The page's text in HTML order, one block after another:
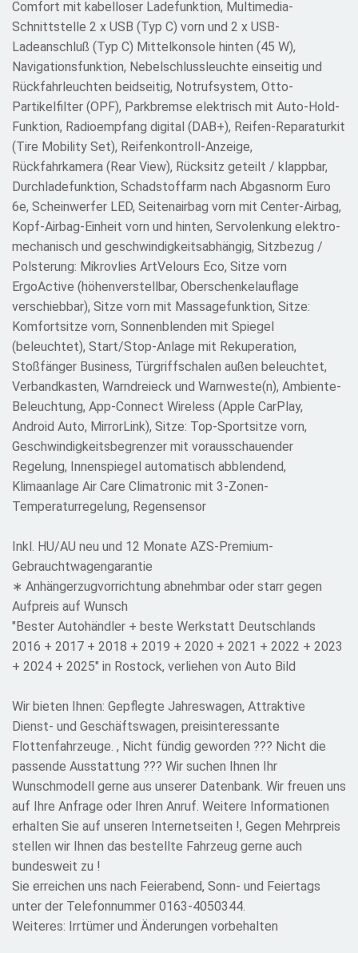
Comfort mit kabelloser Ladefunktion, Multimedia-
Schnittstelle 2 x USB (Typ C) vorn und 2 x USB-
Ladeanschluß (Typ C) Mittelkonsole hinten (45 W),
Navigationsfunktion, Nebelschlussleuchte einseitig und
Rückfahrleuchten beidseitig, Notrufsystem, Otto-
Partikelfilter (OPF), Parkbremse elektrisch mit Auto-Hold-
Funktion, Radioempfang digital (DAB+), Reifen-Reparaturkit
(Tire Mobility Set), Reifenkontroll-Anzeige,
Rückfahrkamera (Rear View), Rücksitz geteilt / klappbar,
Durchladefunktion, Schadstoffarm nach Abgasnorm Euro
6e, Scheinwerfer LED, Seitenairbag vorn mit Center-Airbag,
Kopf-Airbag-Einheit vorn und hinten, Servolenkung elektro-
mechanisch und geschwindigkeitsabhängig, Sitzbezug /
Polsterung: Mikrovlies ArtVelours Eco, Sitze vorn
ErgoActive (höhenverstellbar, Oberschenkelauflage
verschiebbar), Sitze vorn mit Massagefunktion, Sitze:
Komfortsitze vorn, Sonnenblenden mit Spiegel
(beleuchtet), Start/Stop-Anlage mit Rekuperation,
Stoßfänger Business, Türgriffschalen außen beleuchtet,
Verbandkasten, Warndreieck und Warnweste(n), Ambiente-
Beleuchtung, App-Connect Wireless (Apple CarPlay,
Android Auto, MirrorLink), Sitze: Top-Sportsitze vorn,
Geschwindigkeitsbegrenzer mit vorausschauender
Regelung, Innenspiegel automatisch abblendend,
Klimaanlage Air Care Climatronic mit 3-Zonen-
Temperaturregelung, Regensensor
Inkl. HU/AU neu und 12 Monate AZS-Premium-
Gebrauchtwagengarantie
∗ Anhängerzugvorrichtung abnehmbar oder starr gegen
Aufpreis auf Wunsch
"Bester Autohändler + beste Werkstatt Deutschlands
2016 + 2017 + 2018 + 2019 + 2020 + 2021 + 2022 + 2023
+ 2024 + 2025" in Rostock, verliehen von Auto Bild
Wir bieten Ihnen: Gepflegte Jahreswagen, Attraktive
Dienst- und Geschäftswagen, preisinteressante
Flottenfahrzeuge. , Nicht fündig geworden ??? Nicht die
passende Ausstattung ??? Wir suchen Ihnen Ihr
Wunschmodell gerne aus unserer Datenbank. Wir freuen uns
auf Ihre Anfrage oder Ihren Anruf. Weitere Informationen
erhalten Sie auf unseren Internetseiten !, Gegen Mehrpreis
stellen wir Ihnen das bestellte Fahrzeug gerne auch
bundesweit zu !
Sie erreichen uns nach Feierabend, Sonn- und Feiertags
unter der Telefonnummer 0163-4050344.
Weiteres: Irrtümer und Änderungen vorbehalten